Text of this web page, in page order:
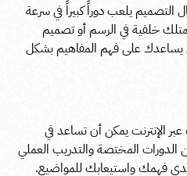
يلعب دوراً كبيراً في سرعة
خلفية في الرسم أو تصميم
على فهم المفاهيم بشكل
عبر الإنترنت يمكن أن تساعد في
الدورات المختصة والتدريب العملي
مدى فهمك واستيعابك للمواضيع.